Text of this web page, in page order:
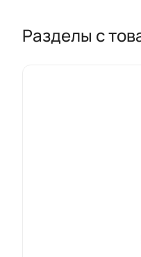
Разделы с